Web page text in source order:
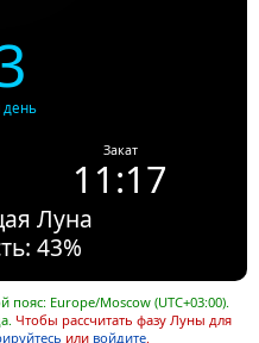
день
Закат
11:17
Луна
43%
пояс: Europe/Moscow (UTC+03:00).
Чтобы рассчитать фазу Луны для
или войдите.